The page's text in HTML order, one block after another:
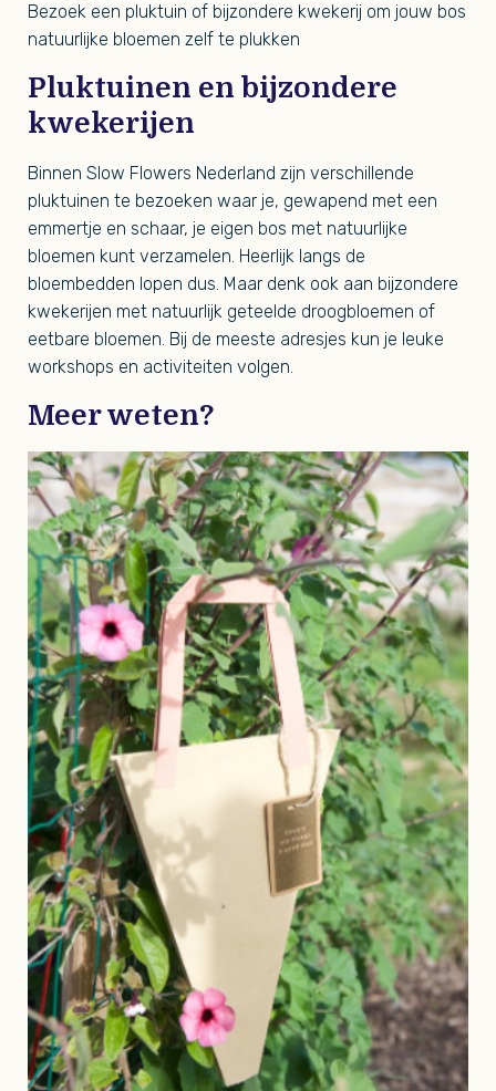
Bezoek een pluktuin of bijzondere kwekerij om jouw bos
natuurlijke bloemen zelf te plukken
Pluktuinen en bijzondere
kwekerijen
Binnen Slow Flowers Nederland zijn verschillende
pluktuinen te bezoeken waar je, gewapend met een
emmertje en schaar, je eigen bos met natuurlijke
bloemen kunt verzamelen. Heerlijk langs de
bloembedden lopen dus. Maar denk ook aan bijzondere
kwekerijen met natuurlijk geteelde droogbloemen of
eetbare bloemen. Bij de meeste adresjes kun je leuke
workshops en activiteiten volgen.
Meer weten?